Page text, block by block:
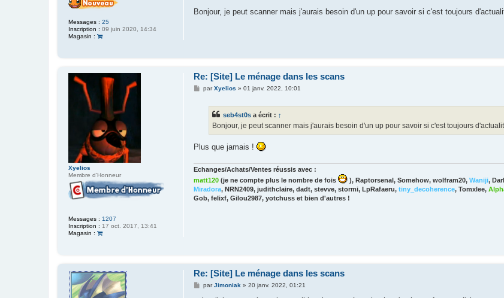
Messages : 25
Inscription : 09 juin 2020, 14:34
Magasin :
s
Bonjour, je peut scanner mais j'aurais besoin d'un up pour savoir si c'est toujours
Xyelios
Membre d'Honneur
Messages : 1207
Inscription : 17 oct. 2017, 13:41
Magasin :
Re: [Site] Le ménage dans les scans
MparXyelios » 01 janv. 2022, 10:01
seb4st0s a écrit : ↑
Bonjour, je peut scanner mais j'aurais besoin d'un up pour savoir si c'est toujours
Plus que jamais !
Echanges/Achats/Ventes réussis avec :
matt120 (je ne compte plus le nombre de fois ), Raptorsenal, Somehow, wolfram20, Waniji,
Miradora, NRN2409, judithclaire, dadt, stevve, stormi, LpRafaeru, tiny_decoherence, Tomxlee,
Gob, felixf, Gilou2987, yotchuss et bien d'autres !
Re: [Site] Le ménage dans les scans
MparJimoniak » 20 janv. 2022, 01:21